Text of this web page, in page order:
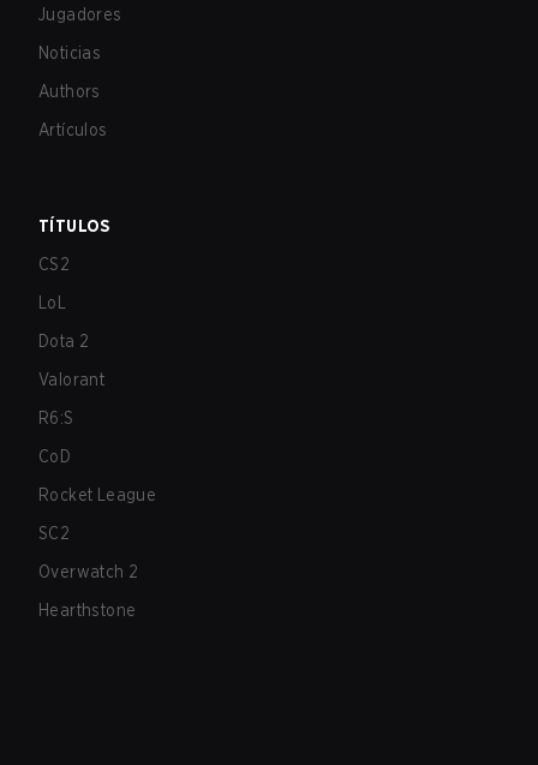
Jugadores
Noticias
Authors
Artículos
TÍTULOS
CS2
LoL
Dota 2
Valorant
R6:S
CoD
Rocket League
SC2
Overwatch 2
Hearthstone